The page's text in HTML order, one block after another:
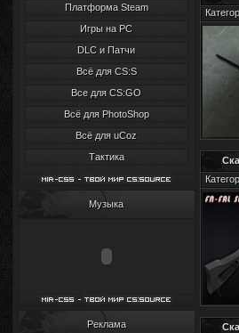
Платформа Steam
Игры на PC
DLC и Патчи
Всё для CS:S
Все для CS:GO
Всё для PhotoShop
Всё для uCoz
Тактика
Музыка
Реклама